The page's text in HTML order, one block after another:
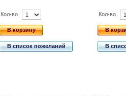
Кол-во
В корзину
В список пожеланий
Кол-во
В
В